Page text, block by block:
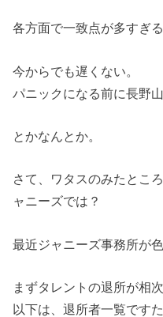
各方面で一致点が多すぎる
今からでも遅くない。
パニックになる前に長野
とかなんとか。
さて、ワタスのみたとこ
ャニーズでは？
最近ジャニーズ事務所が
まずタレントの退所が相
以下は、退所者一覧ですた